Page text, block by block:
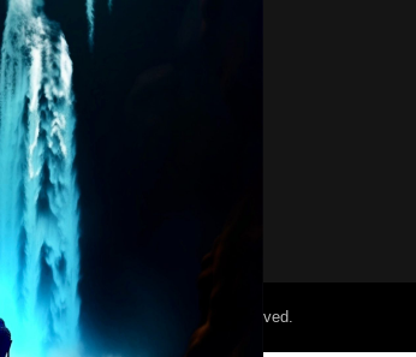
và/hoặc là người bảo trợ.
©2022 Mỏ Nam Cali. All Right Reserved.